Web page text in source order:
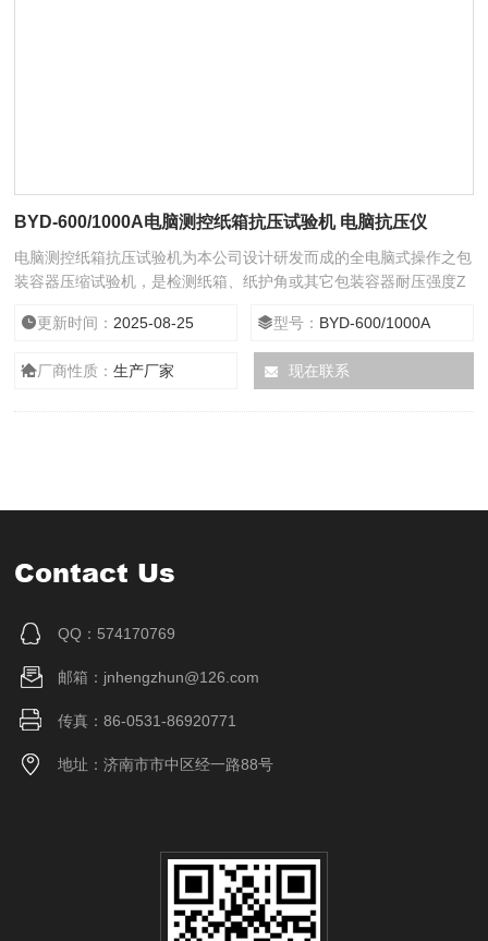
BYD-600/1000A电脑测控纸箱抗压试验机 电脑抗压仪
电脑测控纸箱抗压试验机为本公司设计研发而成的全电脑式操作之包
装容器压缩试验机，是检测纸箱、纸护角或其它包装容器耐压强度Z
箱抗压试验机执行标准：GB/T4857.4、GB/T4857.16、ISO2872、
ASTM D642、 GB/T16491，TAPPI-T804，JIS-Z0212
更新时间： 2025-08-25 型号： BYD-600/1000A
厂商性质：生产厂家 现在联系
Contact Us
QQ：574170769
邮箱：jnhengzhun@126.com
传真：86-0531-86920771
地址：济南市市中区经一路88号